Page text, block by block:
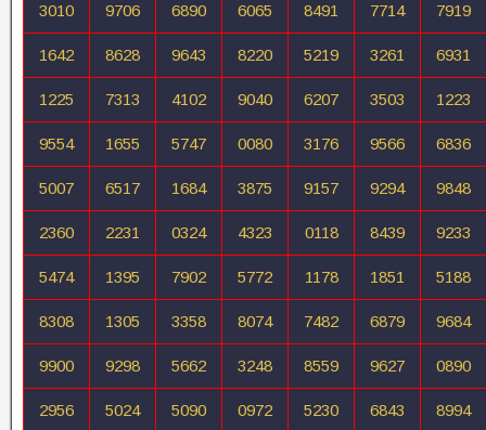
3010 9706 6890 6065 8491 7714 7919
1642 8628 9643 8220 5219 3261 6931
1225 7313 4102 9040 6207 3503 1223
9554 1655 5747 0080 3176 9566 6836
5007 6517 1684 3875 9157 9294 9848
2360 2231 0324 4323 0118 8439 9233
5474 1395 7902 5772 1178 1851 5188
8308 1305 3358 8074 7482 6879 9684
9900 9298 5662 3248 8559 9627 0890
2956 5024 5090 0972 5230 6843 8994